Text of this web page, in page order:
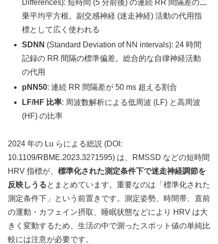
Differences): 短時間 (5 分前後) の連続 RR 間隔差の二
乗平均平方根。副交感神経 (迷走神経) 活動の代用指
標として広く使われる
SDNN (Standard Deviation of NN intervals): 24 時間
記録の RR 間隔の標準偏差。総合的な自律神経活動
の代用
pNN50: 連続 RR 間隔差が 50 ms 超える割合
LF/HF 比率: 周波数解析による低周波 (LF) と高周波
(HF) の比率
2024 年の Lu らによる総説 (DOI:
10.1109/RBME.2023.3271595) は、RMSSD などの短時間
HRV 指標が、 標準化された測定条件下で迷走神経調節を
反映しうるとまとめています。重要なのは「標準化された
測定条件下」という前置きです。測定姿勢、時間帯、直前
の運動・カフェイン摂取、睡眠状態などにより HRV は大
きく変動するため、生活の中で測ったスポット値の単純比
較には注意が必要です。